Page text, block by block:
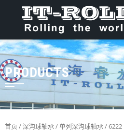
PRODUCTS
首页 /深沟球轴承/单列深沟球轴承/ 6222